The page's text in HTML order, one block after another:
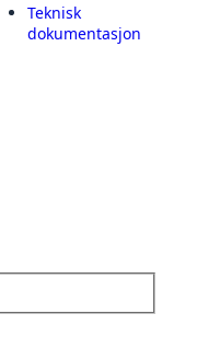
Teknisk
dokumentasjon